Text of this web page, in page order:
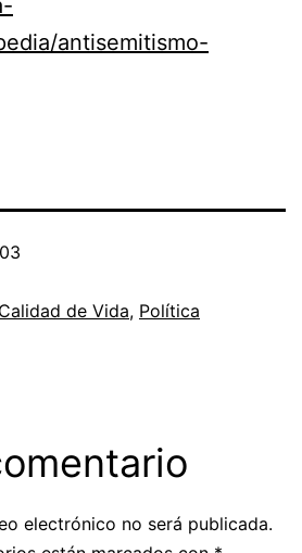
antisemitismo-
Calidad de Vida, Política
electrónico no será publicada.